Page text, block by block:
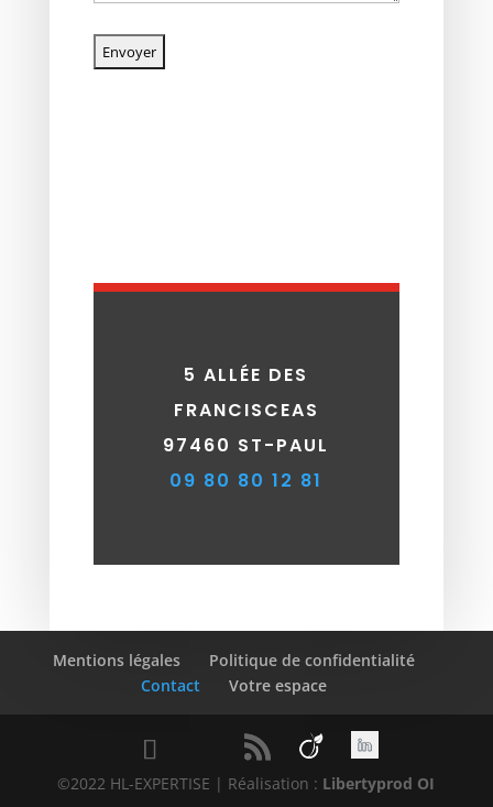
5 ALLÉE DES
FRANCISCEAS
97460 ST-PAUL
09 80 80 12 81
Mentions légales
Politique de confidentialité
Contact
Votre espace
©2022 HL-EXPERTISE | Réalisation : Libertyprod OI